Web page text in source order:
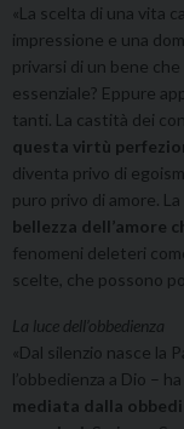
«La scelta di una vita
impressione e una
privarsi di un bene
essenziale? Eppure
tanti. La castità dei
questa virtù
diventa privo di
puro privo di amore.
bellezza dell’amore
fenomeni deleteri
scelte, che possono
La luce dell’obbedienza
«Dal silenzio nasce la
l’obbedienza a Dio –
mediata dalla